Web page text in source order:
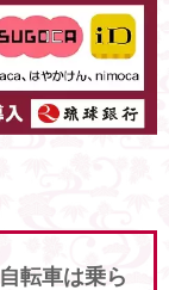
転車は乗ら